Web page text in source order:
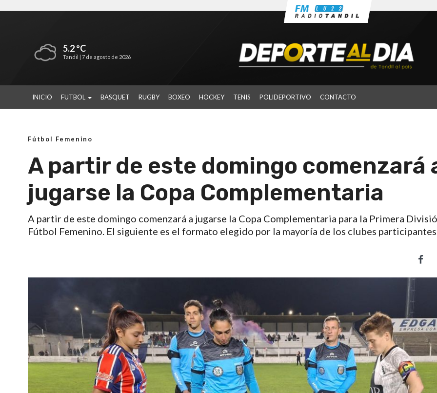
5.2 ºC
Tandil | 7 de agosto de 2026
INICIO FUTBOL BASQUET RUGBY BOXEO HOCKEY TENIS POLIDEPORTIVO CONTACTO
Fútbol Femenino
A partir de este domingo comenzará
jugarse la Copa Complementaria
A partir de este domingo comenzará a jugarse la Copa Complementaria para la Primera
Fútbol Femenino. El siguiente es el formato elegido por la mayoría de los clubes